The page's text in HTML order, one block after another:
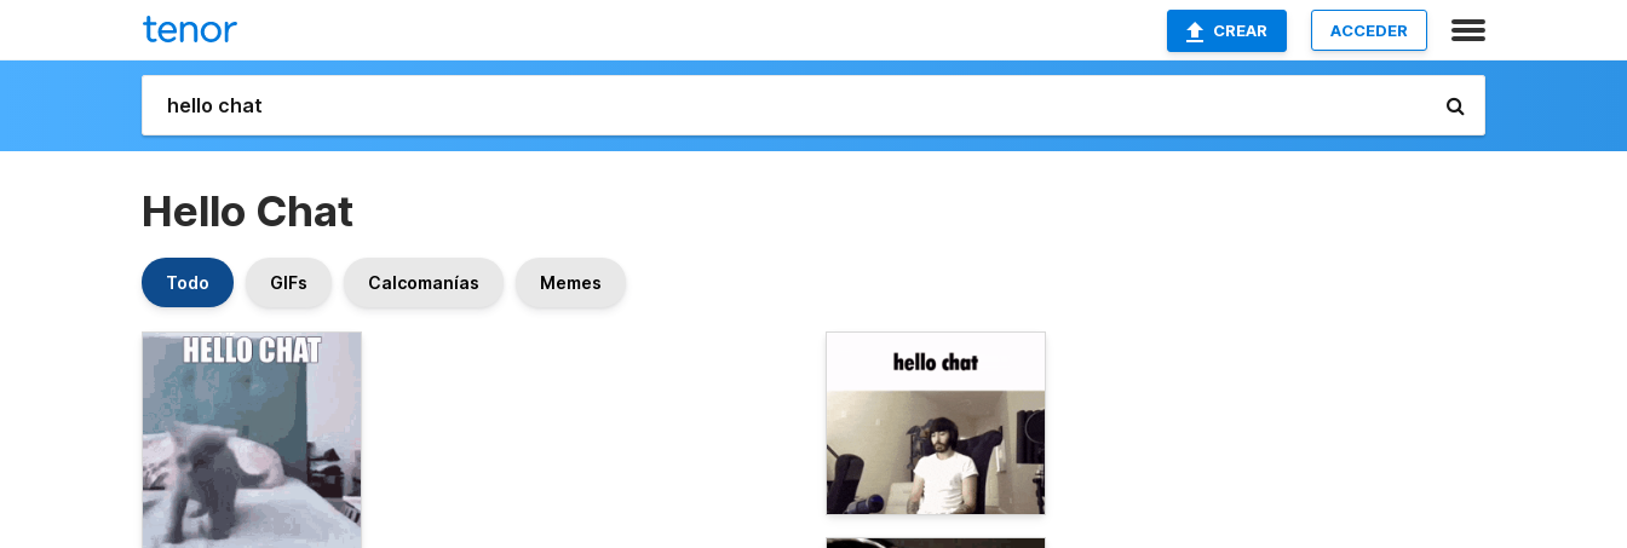
CREAR ACCEDER
Hello Chat
Todo GIFs Calcomanías Memes